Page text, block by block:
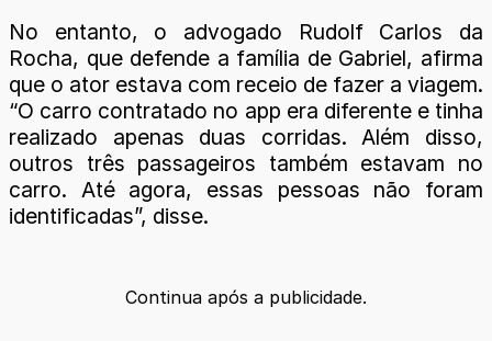
No entanto, o advogado Rudolf Carlos da
Rocha, que defende a família de Gabriel, afirma
que o ator estava com receio de fazer a viagem.
“O carro contratado no app era diferente e tinha
realizado apenas duas corridas. Além disso,
outros três passageiros também estavam no
carro. Até agora, essas pessoas não foram
identificadas”, disse.
Continua após a publicidade.